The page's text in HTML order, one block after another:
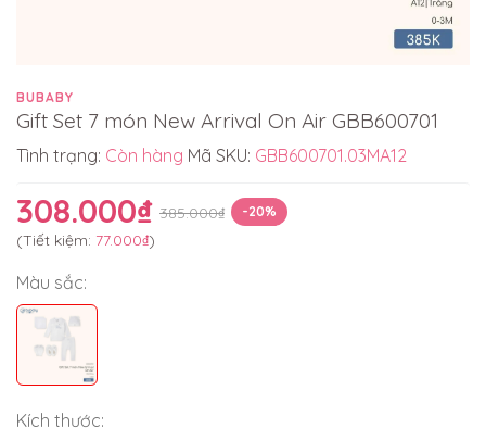
BUBABY
Gift Set 7 món New Arrival On Air GBB600701
Tình trạng: Còn hàng Mã SKU: GBB600701.03MA12
308.000₫ 385.000₫ -20%
(Tiết kiệm: 77.000₫)
Màu sắc:
Kích thước: